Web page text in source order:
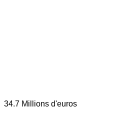
34.7 Millions d'euros